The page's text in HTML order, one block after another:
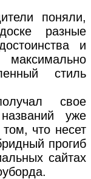
поняли,
разные
и
стиль
свое
уже
что несет
прогиб
сайтах